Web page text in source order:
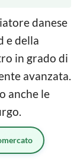
danese
e della
in grado di
avanzata.
anche le